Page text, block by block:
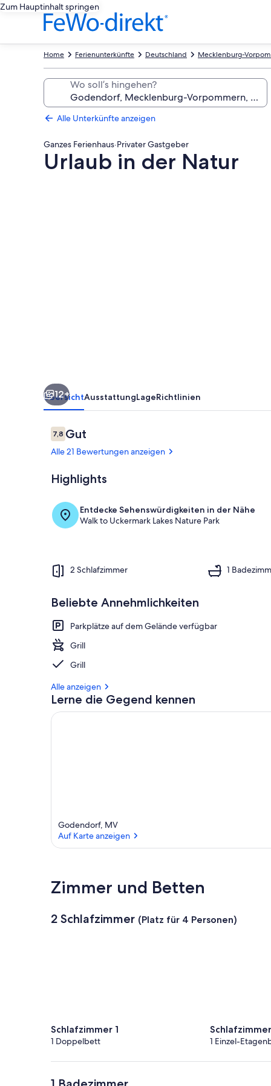
Zum Hauptinhalt springen
Mecklenburg-
Deutschland
Ferienunterkünfte
Home
Wo soll’s hingehen?
Alle Unterkünfte anzeigen
Ganzes Ferienhaus·Privater Gastgeber
Urlaub in der Natur
12+
ÜbersichtAusstattungLageRichtlinien
Bewertungen
7,87,8 von 10.
Gut
Alle 21 Bewertungen anzeigen
Highlights
Entdecke Sehenswürdigkeiten in der Nähe
Walk to Uckermark Lakes Nature Park
2 Schlafzimmer 1
Beliebte Annehmlichkeiten
Parkplätze auf dem Gelände verfügbar
Grill
Grill
Alle anzeigen
Lerne die Gegend kennen
Godendorf, MV
Auf Karte anzeigen
Zimmer und Betten
2 Schlafzimmer (Platz für 4 Personen)
Schlafzimmer 1
1 Doppelbett 1 Einzel-